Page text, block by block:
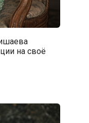
на своё